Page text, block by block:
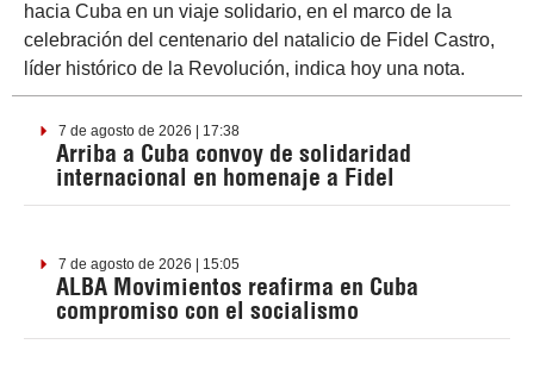
hacia Cuba en un viaje solidario, en el marco de la
celebración del centenario del natalicio de Fidel Castro,
líder histórico de la Revolución, indica hoy una nota.
7 de agosto de 2026 | 17:38
Arriba a Cuba convoy de solidaridad
internacional en homenaje a Fidel
7 de agosto de 2026 | 15:05
ALBA Movimientos reafirma en Cuba
compromiso con el socialismo